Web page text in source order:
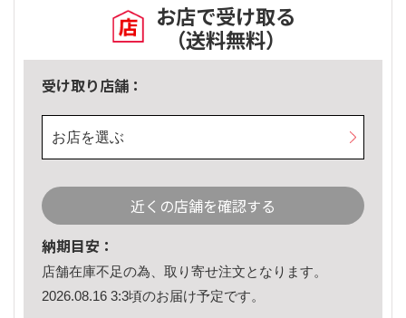
お店で受け取る
（送料無料）
受け取り店舗：
お店を選ぶ
近くの店舗を確認する
納期目安：
店舗在庫不足の為、取り寄せ注文となります。
2026.08.16 3:3頃のお届け予定です。